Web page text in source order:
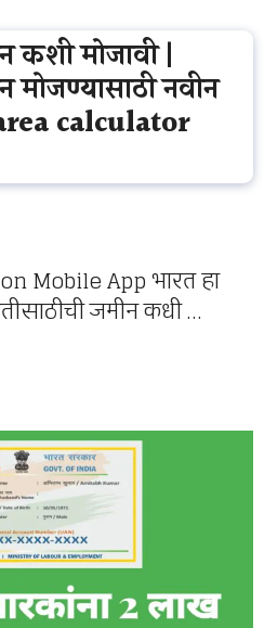
कशी मोजावी |
नवीन
calculator
Mobile App भारत हा
जमीन कधी …